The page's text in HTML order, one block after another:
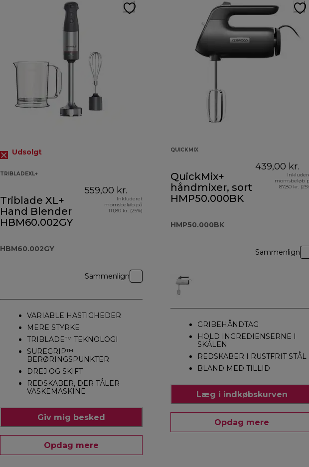
Udsolgt
TRIBLADEXL+
Triblade XL+
Hand Blender
HBM60.002GY
HBM60.002GY
559,00 kr.
Inkluderet
momsbeløb på
111,80 kr. (25%)
Sammenlign
VARIABLE HASTIGHEDER
MERE STYRKE
TRIBLADE™ TEKNOLOGI
SUREGRIP™
BERØRINGSPUNKTER
DREJ OG SKIFT
REDSKABER, DER TÅLER
VASKEMASKINE
Giv mig besked
Opdag mere
QUICKMIX
QuickMix+
håndmixer, sort
HMP50.000BK
HMP50.000BK
439,00 kr.
momsbeløb
87,80 kr.
Sammenlign
GRIBEHÅNDTAG
HOLD INGREDIENSERNE I
SKÅLEN
REDSKABER I RUSTFRIT STÅL
BLAND MED TILLID
Læg i indkøbskurven
Opdag mere